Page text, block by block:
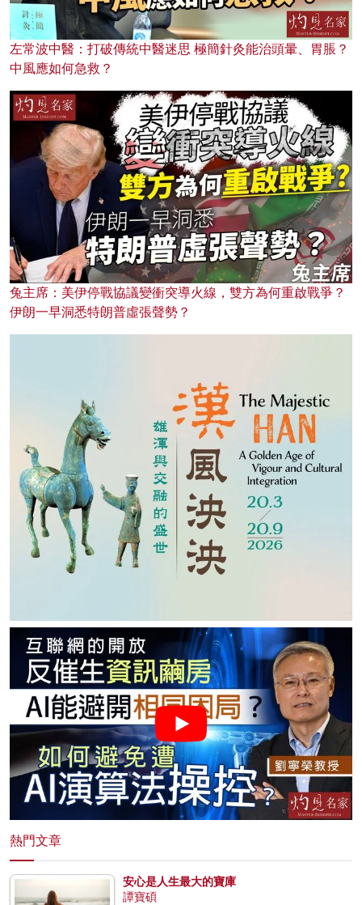
左常波中醫：打破傳統中醫迷思 極簡針灸能治頭暈、胃脹？
中風應如何急救？
兔主席：美伊停戰協議變衝突導火線，雙方為何重啟戰爭？
伊朗一早洞悉特朗普虛張聲勢？
熱門文章
安心是人生最大的寶庫
譚寶碩